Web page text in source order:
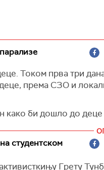
пролеће одржани
церемонију
је дозволила
месеца оставку.
Током прва три
према СЗО и
како би дошло до деце
Јунису. Трајаће
студентском
Грету